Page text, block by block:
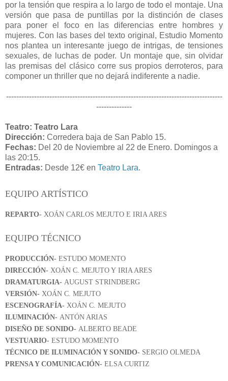
por la tensión que respira a lo largo de todo el montaje. Una
versión que pasa de puntillas por la distinción de clases
para poner el foco en las diferencias entre hombres y
mujeres. Con las bases del texto original, Estudio Momento
nos plantea un interesante juego de intrigas, de tensiones
sexuales, de luchas de poder. Un montaje que, sin olvidar
las premisas del clásico corre sus propios derroteros, para
componer un thriller que no dejará indiferente a nadie.
-------------------------------------------------------------------------------------
--------------
Teatro: Teatro Lara
Dirección: Corredera baja de San Pablo 15.
Fechas: Del 20 de Noviembre al 22 de Enero. Domingos a
las 20:15.
Entradas: Desde 12€ en Teatro Lara.
EQUIPO ARTÍSTICO
REPARTO- XOÁN CARLOS MEJUTO E IRIA ARES
EQUIPO TÉCNICO
PRODUCCIÓN- ESTUDO MOMENTO
DIRECCIÓN- XOÁN C. MEJUTO Y IRIA ARES
DRAMATURGIA- AUGUST STRINDBERG
VERSIÓN- XOÁN C. MEJUTO
ESCENOGRAFÍA- XOÁN C. MEJUTO
ILUMINACIÓN- ANTÓN ARIAS
DISEÑO DE SONIDO- ALBERTO BEADE
VESTUARIO- ESTUDO MOMENTO
TÉCNICO DE ILUMINACIÓN Y SONIDO- SERGIO OLMEDA
PRENSA Y COMUNICACIÓN- ELSA CURTIZ